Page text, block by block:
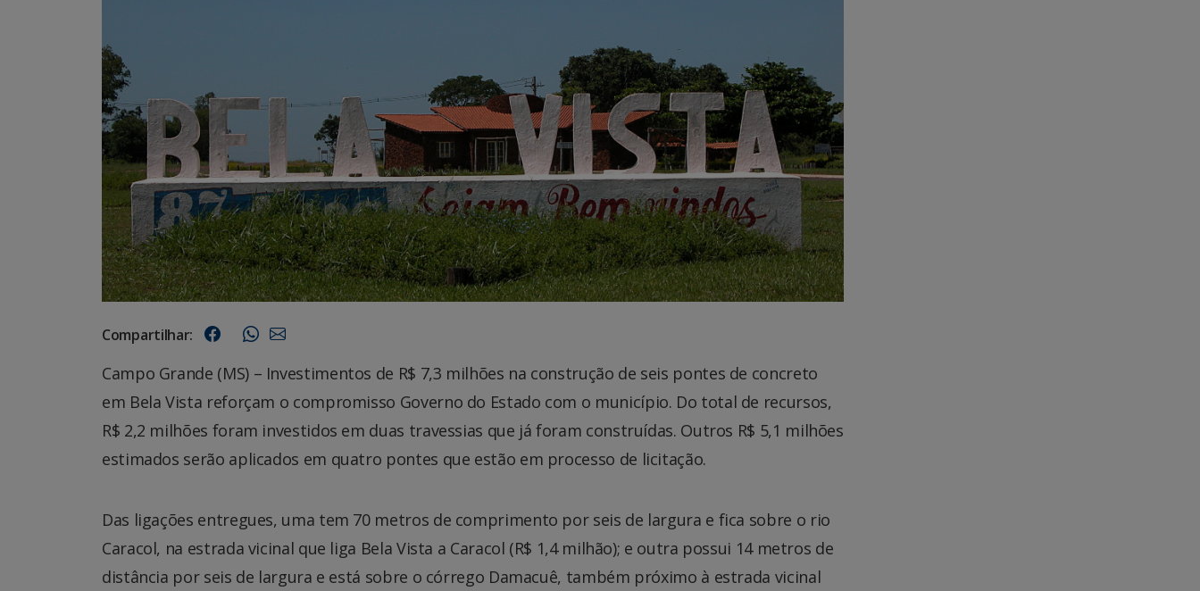
Compartilhar:
Campo Grande (MS) – Investimentos de R$ 7,3 milhões na construção de seis pontes de concreto
em Bela Vista reforçam o compromisso Governo do Estado com o município. Do total de recursos,
R$ 2,2 milhões foram investidos em duas travessias que já foram construídas. Outros R$ 5,1 milhões
estimados serão aplicados em quatro pontes que estão em processo de licitação.
Das ligações entregues, uma tem 70 metros de comprimento por seis de largura e fica sobre o rio
Caracol, na estrada vicinal que liga Bela Vista a Caracol (R$ 1,4 milhão); e outra possui 14 metros de
distância por seis de largura e está sobre o córrego Damacuê, também próximo à estrada vicinal